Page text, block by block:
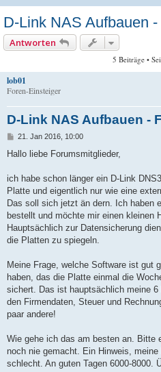
D-Link NAS Aufbauen -
Antworten
5 Beiträge •
lob01
Foren-Einsteiger
D-Link NAS Aufbauen -
B
i
a
21. Jan 2016, 10:00
Hallo liebe Forumsmitglieder,
ich habe schon länger ein D-Link
Platte und eigentlich nur wie eine
Das soll sich jetzt än dern. Ich haben
bestellt und möchte mir einen kleinen
Hauptsächlich zur Datensicherung
die Platten zu spiegeln.
Meine Frage, welche Software ist gut
haben, das die Platte einmal die
sichert. Das ist hauptsächlich meine
den Firmendaten, Steuer und
paar andere!
Wie gehe ich das am besten an. Bitte
noch nie gemacht. Ein Hinweis,
schlecht. An guten Tagen 6000-8000.